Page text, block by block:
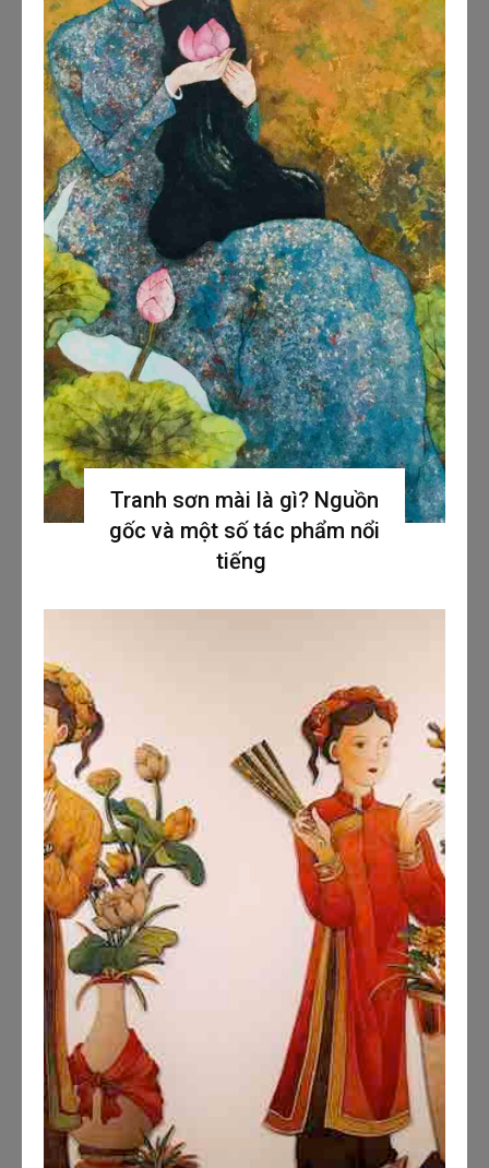
Tranh sơn mài là gì? Nguồn
gốc và một số tác phẩm nổi
tiếng